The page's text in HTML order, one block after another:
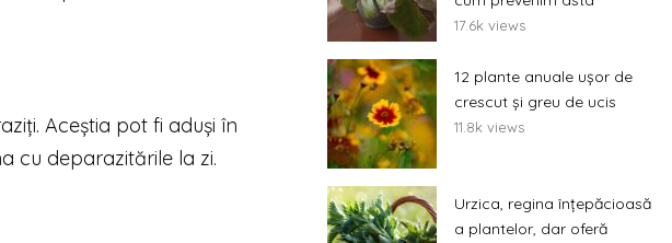
Aceștia pot fi aduși în
cu deparazitările la zi.
17.6k views
12 plante anuale ușor de
crescut și greu de ucis
11.8k views
Urzica, regina înțepăcioasă
a plantelor, dar oferă